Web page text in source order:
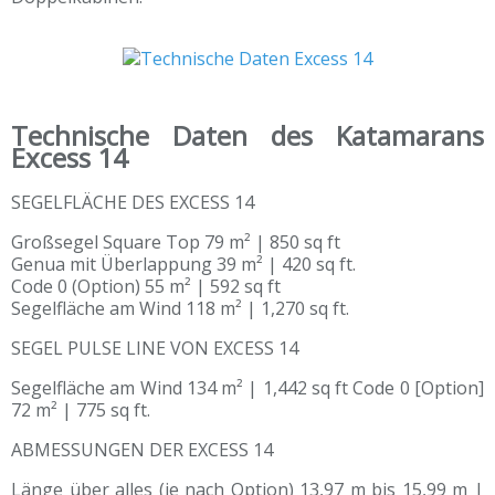
Technische Daten des Katamarans
Excess 14
SEGELFLÄCHE DES EXCESS 14
Großsegel Square Top 79 m² | 850 sq ft
Genua mit Überlappung 39 m² | 420 sq ft.
Code 0 (Option) 55 m² | 592 sq ft
Segelfläche am Wind 118 m² | 1,270 sq ft.
SEGEL PULSE LINE VON EXCESS 14
Segelfläche am Wind 134 m² | 1,442 sq ft Code 0 [Option]
72 m² | 775 sq ft.
ABMESSUNGEN DER EXCESS 14
Länge über alles (je nach Option) 13,97 m bis 15,99 m |